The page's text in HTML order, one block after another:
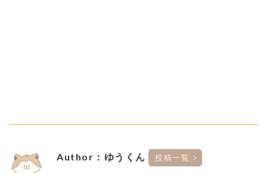
Author：ゆうくん 投稿一覧